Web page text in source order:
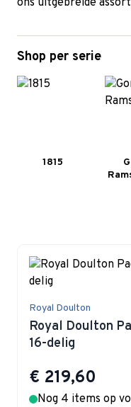
ons uitgebreide
Shop per serie
1815
Royal Doulton
Royal Doulton
16-delig
€ 219,60
Nog 4 items op